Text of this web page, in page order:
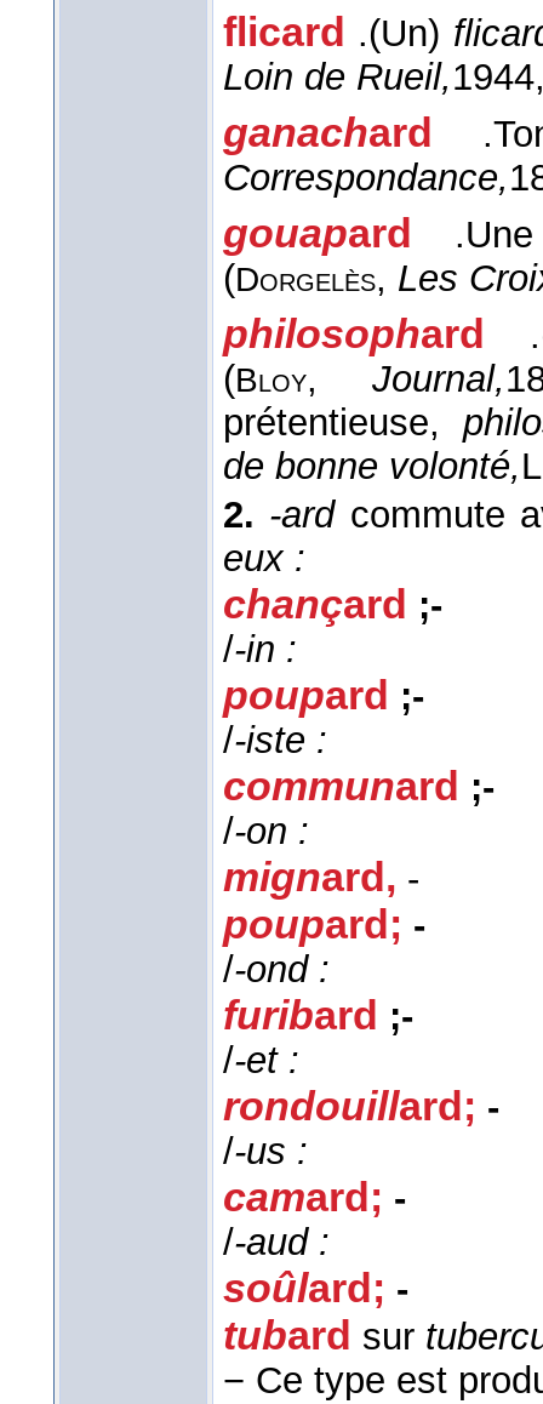
flicard .(Un)
Loin de Rueil,1944
ganachard .
Correspondance,
gouapard .
(Dorgelès, Les
philosophard .
(Bloy, Journal,
prétentieuse,
de bonne volonté,
2. -ardcommute
eux :
chançard ;-
/-in :
poupard ;-
/-iste :
communard ;-
/-on :
mignard , -
poupard; -
/-ond :
furibard ;-
/-et :
rondouillard; -
/-us :
camard; -
/-aud :
soûlard; -
tubard sur
− Ce type est